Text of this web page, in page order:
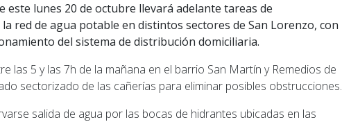
este lunes 20 de octubre llevará adelante tareas de
red de agua potable en distintos sectores de San Lorenzo, con
del sistema de distribución domiciliaria.
las 5 y las 7h de la mañana en el barrio San Martín y Remedios de
sectorizado de las cañerías para eliminar posibles obstrucciones.
salida de agua por las bocas de hidrantes ubicadas en las